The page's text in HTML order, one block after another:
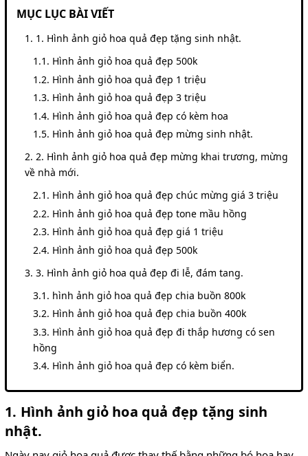
MỤC LỤC BÀI VIẾT
1. Hình ảnh giỏ hoa quả đẹp tặng sinh nhật.
Hình ảnh giỏ hoa quả đẹp 500k
Hình ảnh giỏ hoa quả đẹp 1 triệu
Hình ảnh giỏ hoa quả đẹp 3 triệu
Hình ảnh giỏ hoa quả đẹp có kèm hoa
Hình ảnh giỏ hoa quả đẹp mừng sinh nhật.
2. Hình ảnh giỏ hoa quả đẹp mừng khai trương, mừng
về nhà mới.
Hình ảnh giỏ hoa quả đẹp chúc mừng giá 3 triệu
Hình ảnh giỏ hoa quả đẹp tone mầu hồng
Hình ảnh giỏ hoa quả đẹp giá 1 triệu
Hình ảnh giỏ hoa quả đẹp 500k
3. Hình ảnh giỏ hoa quả đẹp đi lễ, đám tang.
hình ảnh giỏ hoa quả đẹp chia buồn 800k
Hình ảnh giỏ hoa quả đẹp chia buồn 400k
Hình ảnh giỏ hoa quả đẹp đi thắp hương có sen
hồng
Hình ảnh giỏ hoa quả đẹp có kèm biển.
1. Hình ảnh giỏ hoa quả đẹp tặng sinh
nhật.